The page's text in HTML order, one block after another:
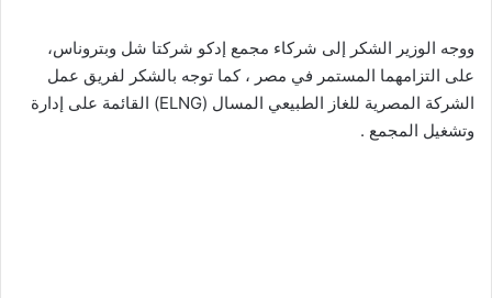
ووجه الوزير الشكر إلى شركاء مجمع إدكو شركتا شل وبتروناس،
على التزامهما المستمر في مصر ، كما توجه بالشكر لفريق عمل
الشركة المصرية للغاز الطبيعي المسال (ELNG) القائمة على إدارة
وتشغيل المجمع .